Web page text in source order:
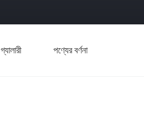
গ্যালারী পণ্যের বর্ণনা